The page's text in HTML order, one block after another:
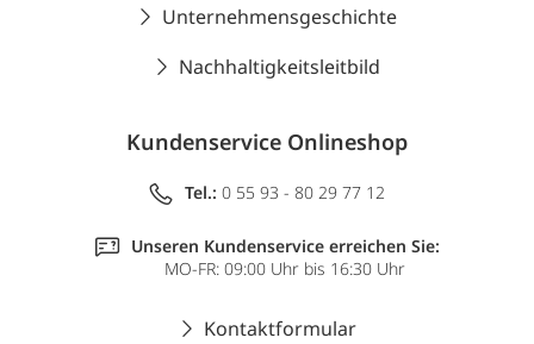
Unternehmensgeschichte
Nachhaltigkeitsleitbild
Kundenservice Onlineshop
Tel.: 0 55 93 - 80 29 77 12
Unseren Kundenservice erreichen Sie:
MO-FR: 09:00 Uhr bis 16:30 Uhr
Kontaktformular